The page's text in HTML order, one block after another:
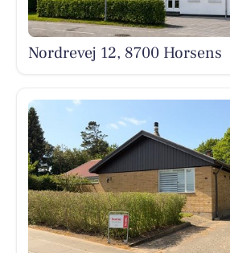
Nordrevej 12, 8700 Horsens